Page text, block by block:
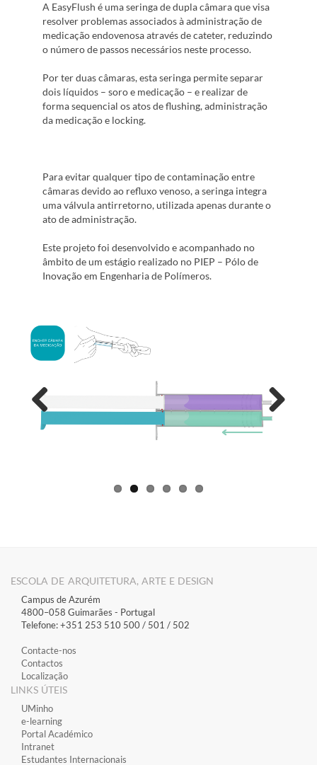
A EasyFlush é uma seringa de dupla câmara que visa
resolver problemas associados à administração de
medicação endovenosa através de cateter, reduzindo
o número de passos necessários neste processo.
Por ter duas câmaras, esta seringa permite separar
dois líquidos – soro e medicação – e realizar de
forma sequencial os atos de flushing, administração
da medicação e locking.
Para evitar qualquer tipo de contaminação entre
câmaras devido ao refluxo venoso, a seringa integra
uma válvula antirretorno, utilizada apenas durante o
ato de administração.
Este projeto foi desenvolvido e acompanhado no
âmbito de um estágio realizado no PIEP – Pólo de
Inovação em Engenharia de Polímeros.
Previous
ESCOLA DE ARQUITETURA, ARTE E DESIGN
Campus de Azurém
4800–058 Guimarães​ - Portugal
Telefone: +351 253 510 500 / 501 / 502
Contacte-nos
Contactos
Localização
LINKS ÚTEIS
​UMinho
​e-learning
​Portal Académico
​Intranet
Estudantes Inter​​nacionais